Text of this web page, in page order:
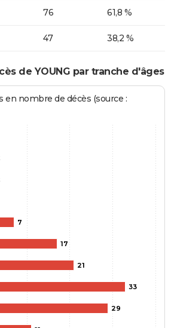
76 61,8 %
47 38,2 %
de YOUNG par tranche d'âges
en nombre de décès (source :
7
17
21
33
29